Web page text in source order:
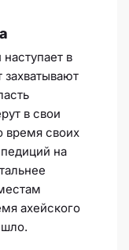
в
захватывают
в свои
время своих
на
ахейского